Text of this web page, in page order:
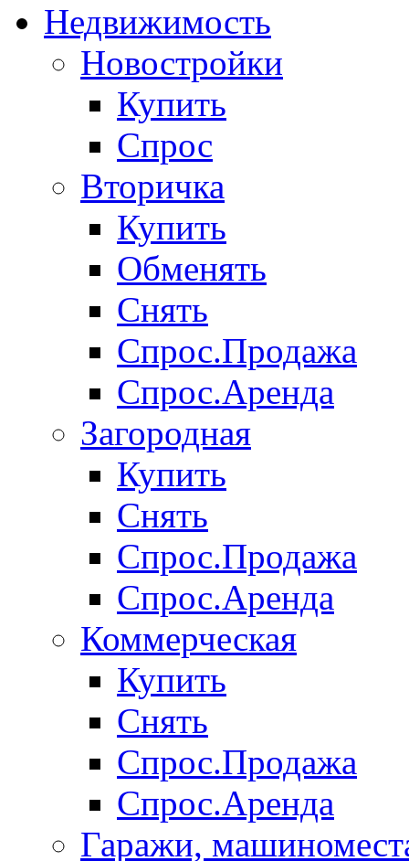
Недвижимость
Новостройки
Купить
Спрос
Вторичка
Купить
Обменять
Снять
Спрос.Продажа
Спрос.Аренда
Загородная
Купить
Снять
Спрос.Продажа
Спрос.Аренда
Коммерческая
Купить
Снять
Спрос.Продажа
Спрос.Аренда
Гаражи,